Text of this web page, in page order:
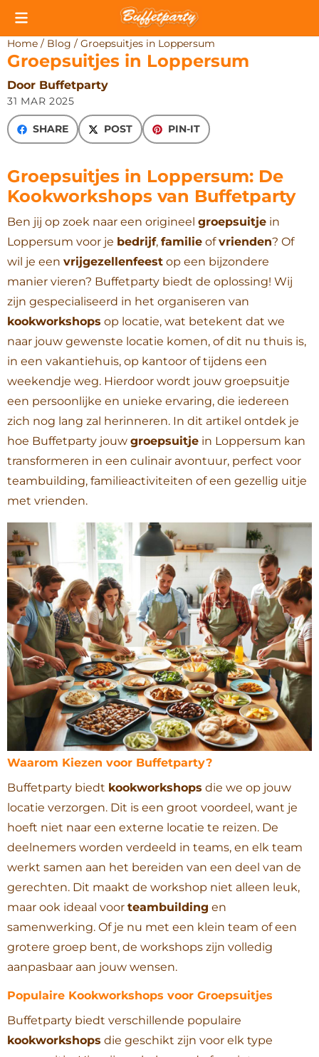
Cookievoorkeuren zijn momenteel gesloten.
Home / Blog / Groepsuitjes in Loppersum
Groepsuitjes in Loppersum
Door Buffetparty
31 MAR 2025
SHARE POST PIN-IT
Groepsuitjes in Loppersum: De
Kookworkshops van Buffetparty
Ben jij op zoek naar een origineel groepsuitje in
Loppersum voor je bedrijf, familie ofvrienden? Of
wil je een vrijgezellenfeest op een bijzondere
manier vieren? Buffetparty biedt de oplossing! Wij
zijn gespecialiseerd in het organiseren van
kookworkshops op locatie, wat betekent dat we
naar jouw gewenste locatie komen, of dit nu thuis is,
in een vakantiehuis, op kantoor of tijdens een
weekendje weg. Hierdoor wordt jouw groepsuitje
een persoonlijke en unieke ervaring, die iedereen
zich nog lang zal herinneren. In dit artikel ontdek je
hoe Buffetparty jouw groepsuitje in Loppersum kan
transformeren in een culinair avontuur, perfect voor
teambuilding, familieactiviteiten of een gezellig uitje
met vrienden.
Waarom Kiezen voor Buffetparty?
Buffetparty biedt kookworkshops die we op jouw
locatie verzorgen. Dit is een groot voordeel, want je
hoeft niet naar een externe locatie te reizen. De
deelnemers worden verdeeld in teams, en elk team
werkt samen aan het bereiden van een deel van de
gerechten. Dit maakt de workshop niet alleen leuk,
maar ook ideaal voor teambuilding en
samenwerking. Of je nu met een klein team of een
grotere groep bent, de workshops zijn volledig
aanpasbaar aan jouw wensen.
Populaire Kookworkshops voor Groepsuitjes
Buffetparty biedt verschillende populaire
kookworkshops die geschikt zijn voor elk type